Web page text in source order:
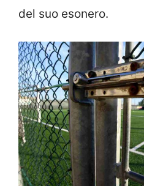
del suo esonero.